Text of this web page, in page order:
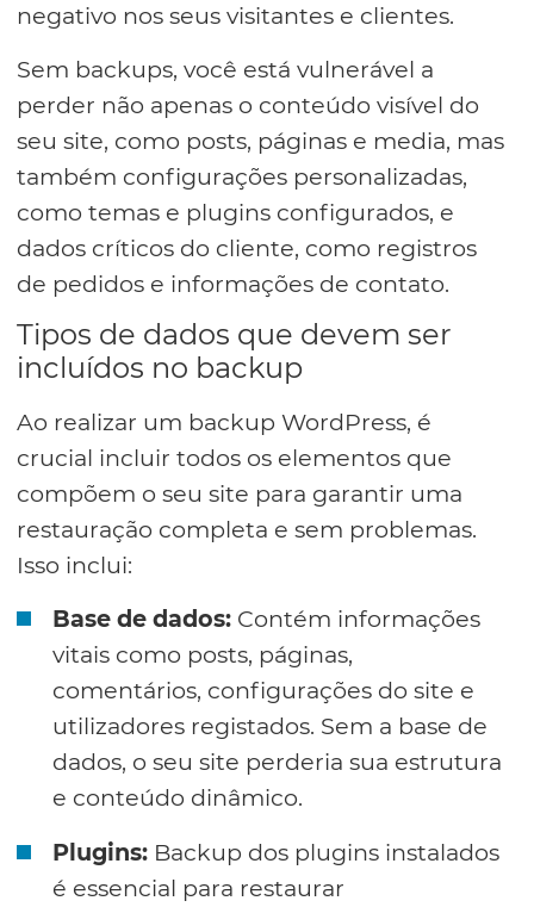
negativo nos seus visitantes e clientes.
Sem backups, você está vulnerável a
perder não apenas o conteúdo visível do
seu site, como posts, páginas e media, mas
também configurações personalizadas,
como temas e plugins configurados, e
dados críticos do cliente, como registros
de pedidos e informações de contato.
Tipos de dados que devem ser
incluídos no backup
Ao realizar um backup WordPress, é
crucial incluir todos os elementos que
compõem o seu site para garantir uma
restauração completa e sem problemas.
Isso inclui:
Base de dados: Contém informações
vitais como posts, páginas,
comentários, configurações do site e
utilizadores registados. Sem a base de
dados, o seu site perderia sua estrutura
e conteúdo dinâmico.
Plugins: Backup dos plugins instalados
é essencial para restaurar